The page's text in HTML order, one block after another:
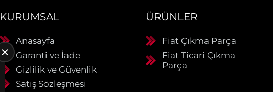
KURUMSAL
Anasayfa
Garanti ve İade
Gizlilik ve Güvenlik
Satış Sözleşmesi
ÜRÜNLER
Fiat Çıkma Parça
Fiat Ticari Çıkma
Parça